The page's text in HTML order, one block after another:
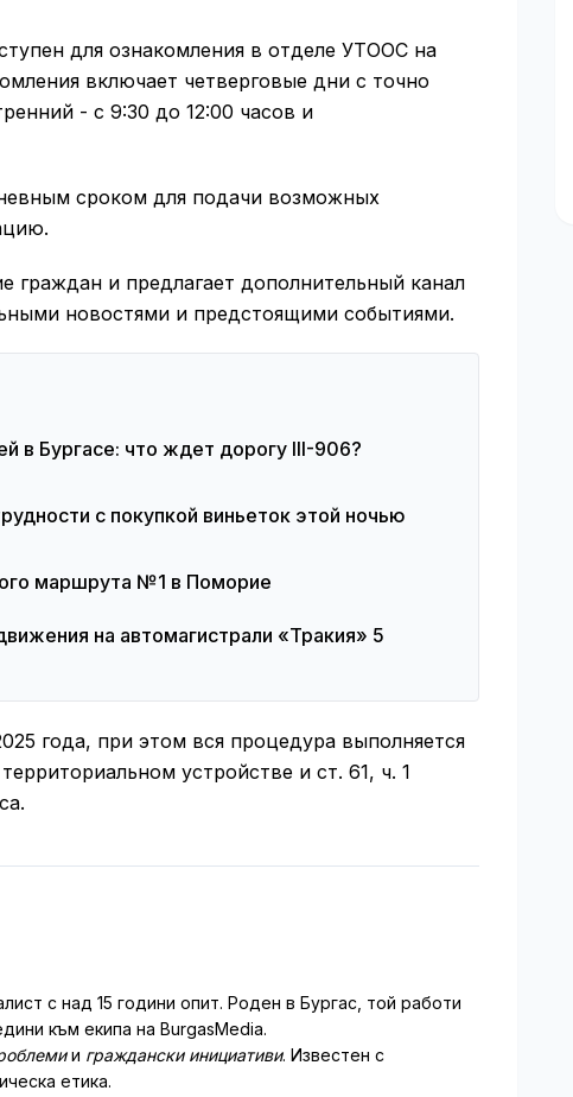
для ознакомления в отделе УТООС на
включает четверговые дни с точно
- с 9:30 до 12:00 часов и
сроком для подачи возможных
граждан и предлагает дополнительный канал
новостями и предстоящими событиями.
в Бургасе: что ждет дорогу III-906?
с покупкой виньеток этой ночью
маршрута №1 в Поморие
на автомагистрали «Тракия» 5
года, при этом вся процедура выполняется
устройстве и ст. 61, ч. 1
с над 15 години опит. Роден в Бургас, той работи
към екипа на BurgasMedia.
и граждански инициативи. Известен с
етика.